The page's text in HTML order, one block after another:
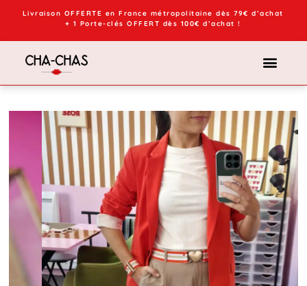
Livraison OFFERTE en France métropolitaine dès 79€ d’achat
+ 1 Porte-clés OFFERT dès 100€ d’achat !